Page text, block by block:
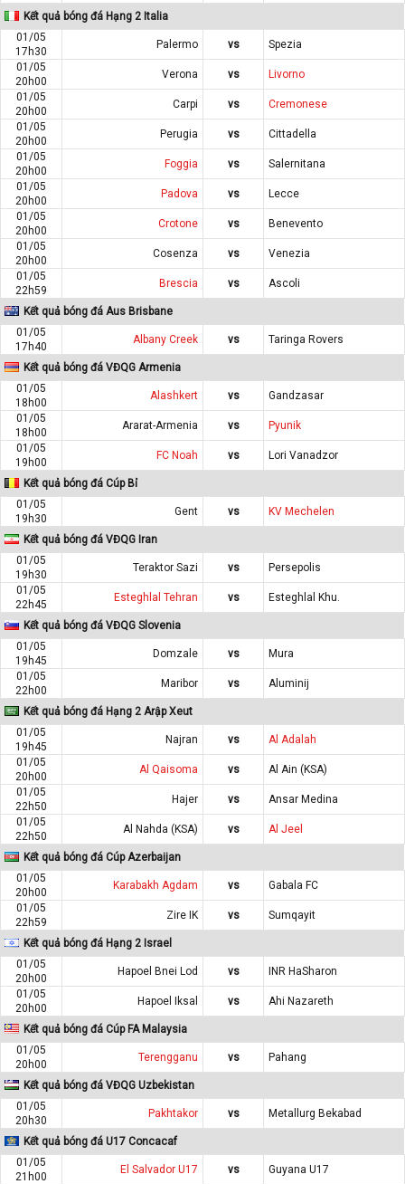
Kết quả bóng đá Hạng 2 Italia
01/05
17h30
Palermo vs
Spezia
01/05
20h00
Verona vs
Livorno
01/05
20h00
Carpi vs
Cremonese
01/05
20h00
Perugia vs
Cittadella
01/05
20h00
Foggia vs
Salernitana
01/05
20h00
Padova vs
Lecce
01/05
20h00
Crotone vs
Benevento
01/05
20h00
Cosenza vs
Venezia
01/05
22h59
Brescia vs Ascoli
Kết quả bóng đá Aus Brisbane
01/05
17h40
Albany Creek vs Taringa Rovers
Kết quả bóng đá VĐQG Armenia
01/05
18h00
Alashkert vs
Gandzasar
01/05
18h00
Ararat-Armenia vs
Pyunik
01/05
19h00
FC Noah vs Lori Vanadzor
Kết quả bóng đá Cúp Bỉ
01/05
19h30
Gent vs KV Mechelen
Kết quả bóng đá VĐQG Iran
01/05
19h30
Teraktor Sazi vs
Persepolis
01/05
22h45
Esteghlal Tehran vs Esteghlal Khu.
Kết quả bóng đá VĐQG Slovenia
01/05
19h45
Domzale vs
Mura
01/05
22h00
Maribor vs Aluminij
Kết quả bóng đá Hạng 2 Arập Xeut
01/05
19h45
Najran vs
Al Adalah
01/05
20h00
Al Qaisoma vs
Al Ain (KSA)
01/05
22h50
Hajer vs
Ansar Medina
01/05
22h50
Al Nahda (KSA) vs Al Jeel
Kết quả bóng đá Cúp Azerbaijan
01/05
20h00
Karabakh Agdam vs
Gabala FC
01/05
22h59
Zire IK vs Sumqayit
Kết quả bóng đá Hạng 2 Israel
01/05
20h00
Hapoel Bnei Lod vs
INR HaSharon
01/05
20h00
Hapoel Iksal vs Ahi Nazareth
Kết quả bóng đá Cúp FA Malaysia
01/05
20h00
Terengganu vs Pahang
Kết quả bóng đá VĐQG Uzbekistan
01/05
20h30
Pakhtakor vs Metallurg Bekabad
Kết quả bóng đá U17 Concacaf
01/05
21h00
El Salvador U17 vs Guyana U17